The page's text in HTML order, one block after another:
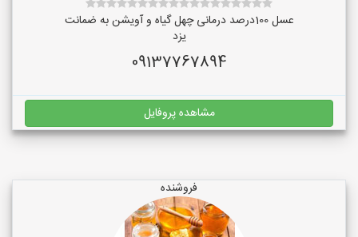
عسل 100درصد درمانی چهل گیاه و آویشن به ضمانت
یزد
09137767894
مشاهده پروفایل
فروشنده